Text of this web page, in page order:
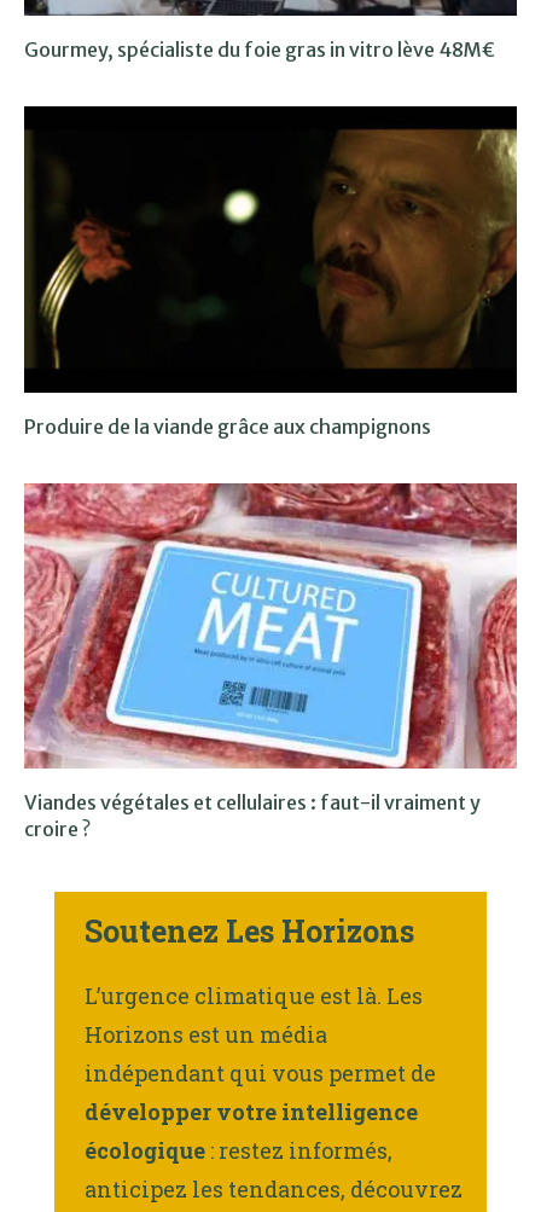
Gourmey, spécialiste du foie gras in vitro lève 48M€
Produire de la viande grâce aux champignons
Viandes végétales et cellulaires : faut-il vraiment y
croire ?
Soutenez Les Horizons
L’urgence climatique est là. Les
Horizons est un média
indépendant qui vous permet de
développer votre intelligence
écologique : restez informés,
anticipez les tendances, découvrez